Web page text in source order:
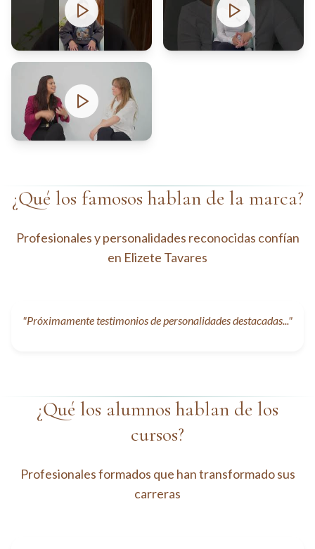
¿Qué los famosos hablan de la marca?
Profesionales y personalidades reconocidas confían
en Elizete Tavares
"Próximamente testimonios de personalidades destacadas..."
¿Qué los alumnos hablan de los
cursos?
Profesionales formados que han transformado sus
carreras